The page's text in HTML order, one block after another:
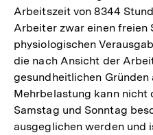
Arbeitszeit von 8344
Arbeiter zwar einen freien
physiologischen
die nach Ansicht der
gesundheitlichen
Mehrbelastung kann
Samstag und Sonntag
ausgeglichen werden und